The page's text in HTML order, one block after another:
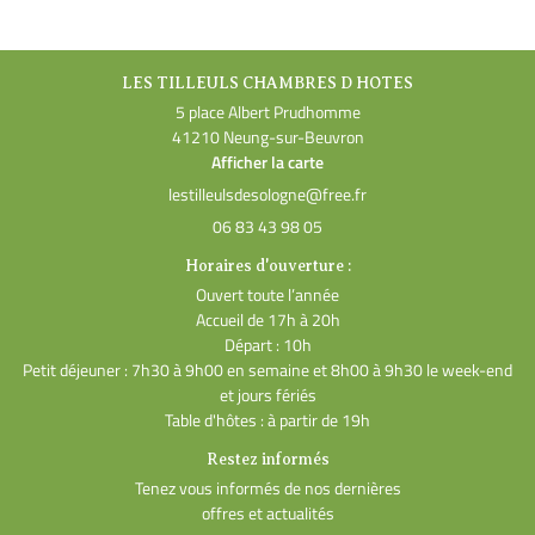
LES TILLEULS CHAMBRES D HOTES
5 place Albert Prudhomme
41210 Neung-sur-Beuvron
Afficher la carte
06 83 43 98 05
Horaires d'ouverture :
Ouvert toute l’année
Accueil de 17h à 20h
Départ : 10h
Petit déjeuner : 7h30 à 9h00 en semaine et 8h00 à 9h30 le week-end
et jours fériés
Table d'hôtes : à partir de 19h
Restez informés
Tenez vous informés de nos dernières
offres et actualités